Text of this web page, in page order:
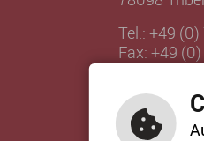
Tel.: +49
Fax: +49
E-Mail